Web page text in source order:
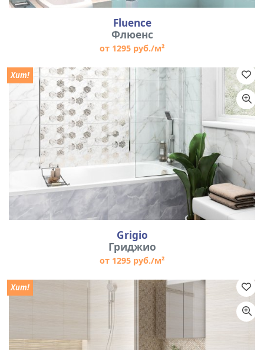
Fluence
Флюенс
от 1295 руб./м²
Grigio
Гриджио
от 1295 руб./м²
Хит!
Хит!